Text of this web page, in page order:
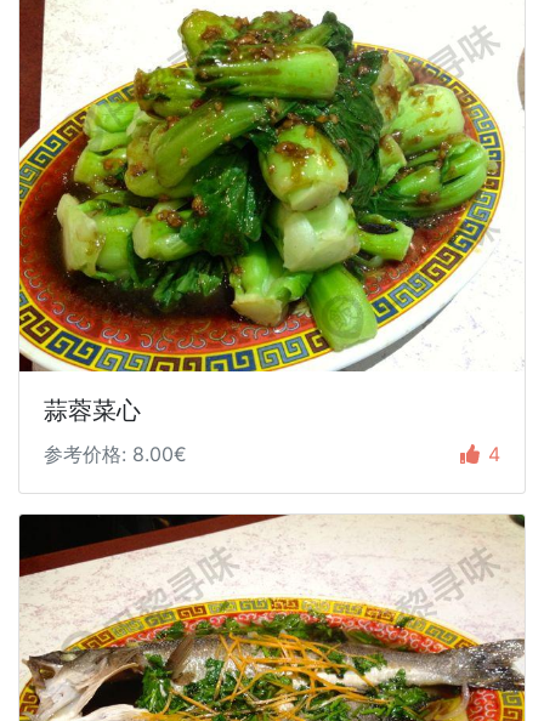
蒜蓉菜心
参考价格: 8.00€ 4